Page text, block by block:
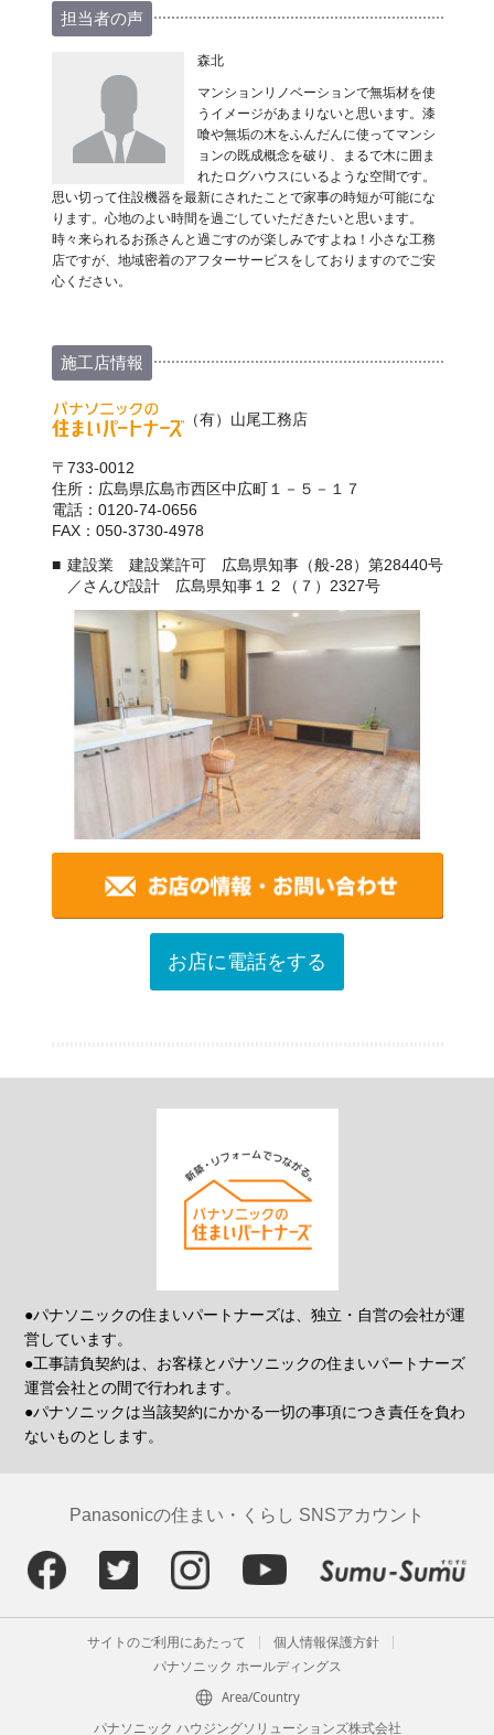
担当者の声
森北
マンションリノベーションで無垢材を使
うイメージがあまりないと思います。漆
喰や無垢の木をふんだんに使ってマンシ
ョンの既成概念を破り、まるで木に囲ま
れたログハウスにいるような空間です。
思い切って住設機器を最新にされたことで家事の時短が可能にな
ります。心地のよい時間を過ごしていただきたいと思います。
時々来られるお孫さんと過ごすのが楽しみですよね！小さな工務
店ですが、地域密着のアフターサービスをしておりますのでご安
心ください。
施工店情報
（有）山尾工務店
〒733-0012
住所：広島県広島市西区中広町１－５－１７
電話：0120-74-0656
FAX：050-3730-4978
建設業 建設業許可 広島県知事（般-28）第28440号
／さんび設計 広島県知事１２（７）2327号
お店に電話をする
●パナソニックの住まいパートナーズは、独立・自営の会社が運
営しています。
●工事請負契約は、お客様とパナソニックの住まいパートナーズ
運営会社との間で行われます。
●パナソニックは当該契約にかかる一切の事項につき責任を負わ
ないものとします。
Panasonicの住まい・くらし SNSアカウント
サイトのご利用にあたって
個人情報保護方針
パナソニック ホールディングス
Area/Country
パナソニック ハウジングソリューションズ株式会社